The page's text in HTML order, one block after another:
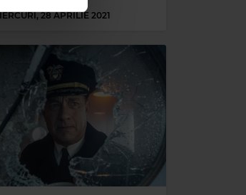
28 APRILIE 2021